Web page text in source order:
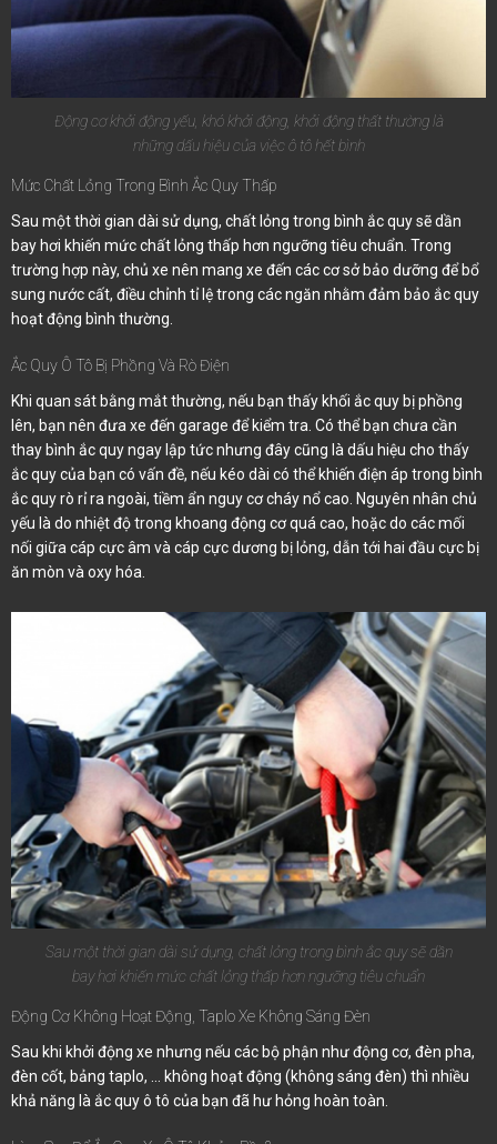
Động cơ khởi động yếu, khó khởi động, khởi động thất thường là
những dấu hiệu của việc ô tô hết bình
Mức Chất Lỏng Trong Bình Ắc Quy Thấp
Sau một thời gian dài sử dụng, chất lỏng trong bình ắc quy sẽ dần
bay hơi khiến mức chất lỏng thấp hơn ngưỡng tiêu chuẩn. Trong
trường hợp này, chủ xe nên mang xe đến các cơ sở bảo dưỡng để bổ
sung nước cất, điều chỉnh tỉ lệ trong các ngăn nhằm đảm bảo ắc quy
hoạt động bình thường.
Ắc Quy Ô Tô Bị Phồng Và Rò Điện
Khi quan sát bằng mắt thường, nếu bạn thấy khối ắc quy bị phồng
lên, bạn nên đưa xe đến garage để kiểm tra. Có thể bạn chưa cần
thay bình ắc quy ngay lập tức nhưng đây cũng là dấu hiệu cho thấy
ắc quy của bạn có vấn đề, nếu kéo dài có thể khiến điện áp trong bình
ắc quy rò rỉ ra ngoài, tiềm ẩn nguy cơ cháy nổ cao. Nguyên nhân chủ
yếu là do nhiệt độ trong khoang động cơ quá cao, hoặc do các mối
nối giữa cáp cực âm và cáp cực dương bị lỏng, dẫn tới hai đầu cực bị
ăn mòn và oxy hóa.
Sau một thời gian dài sử dụng, chất lỏng trong bình ắc quy sẽ dần
bay hơi khiến mức chất lỏng thấp hơn ngưỡng tiêu chuẩn
Động Cơ Không Hoạt Động, Taplo Xe Không Sáng Đèn
Sau khi khởi động xe nhưng nếu các bộ phận như động cơ, đèn pha,
đèn cốt, bảng taplo, … không hoạt động (không sáng đèn) thì nhiều
khả năng là ắc quy ô tô của bạn đã hư hỏng hoàn toàn.